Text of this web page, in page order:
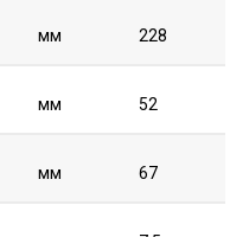
мм 228
мм 52
мм 67